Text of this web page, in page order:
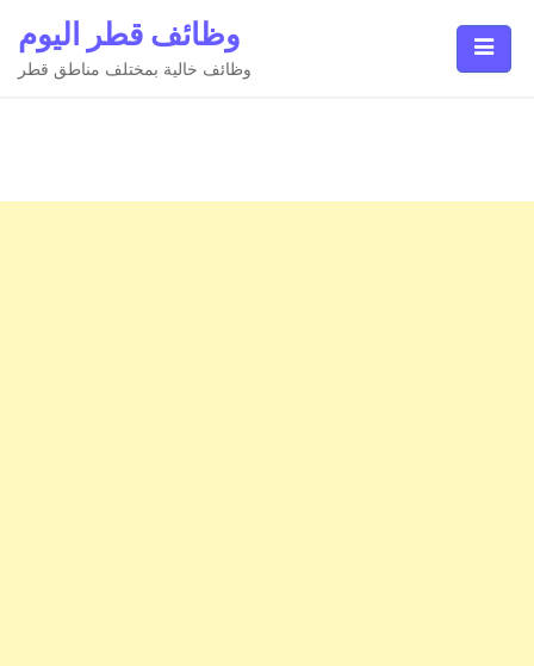
content
وظائف قطر اليوم
وظائف خالية بمختلف مناطق قطر